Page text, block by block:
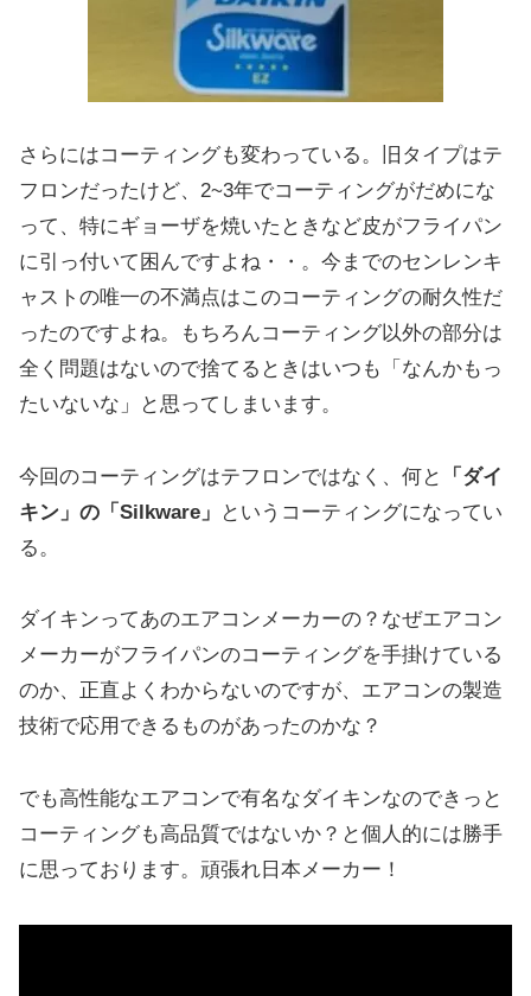
さらにはコーティングも変わっている。旧タイプはテ
フロンだったけど、2~3年でコーティングがだめにな
って、特にギョーザを焼いたときなど皮がフライパン
に引っ付いて困んですよね・・。今までのセンレンキ
ャストの唯一の不満点はこのコーティングの耐久性だ
ったのですよね。もちろんコーティング以外の部分は
全く問題はないので捨てるときはいつも「なんかもっ
たいないな」と思ってしまいます。
今回のコーティングはテフロンではなく、何と
「ダイ
キン」の「Silkware」
というコーティングになってい
る。
ダイキンってあのエアコンメーカーの？なぜエアコン
メーカーがフライパンのコーティングを手掛けている
のか、正直よくわからないのですが、エアコンの製造
技術で応用できるものがあったのかな？
でも高性能なエアコンで有名なダイキンなのできっと
コーティングも高品質ではないか？と個人的には勝手
に思っております。頑張れ日本メーカー！